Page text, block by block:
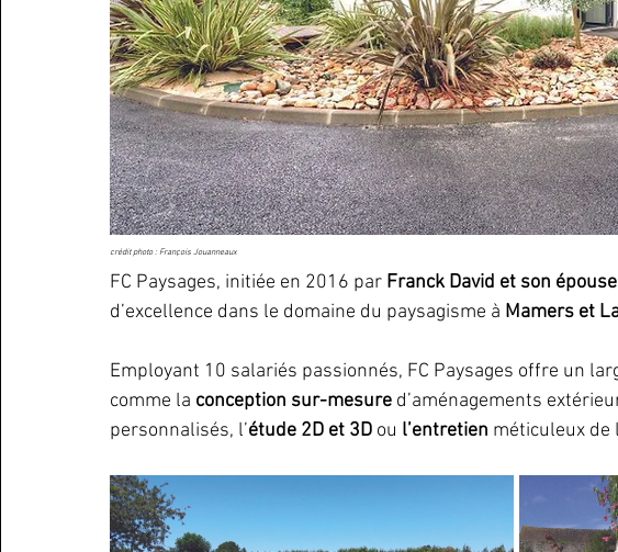
crédit photo : François Jouanneaux
FC Paysages, initiée en 2016 par Franck David et son épouse
d’excellence dans le domaine du paysagisme à Mamers et
Employant 10 salariés passionnés, FC Paysages offre un
comme la conception sur-mesure d’aménagements
personnalisés, l’étude 2D et 3D ou l’entretien méticuleux de